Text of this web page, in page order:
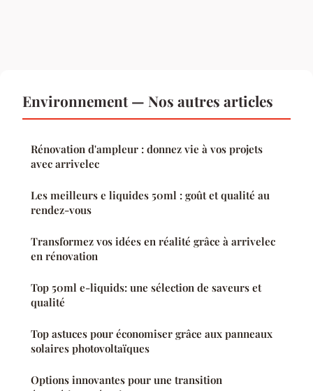
Environnement — Nos autres articles
Rénovation d'ampleur : donnez vie à vos projets
avec arrivelec
Les meilleurs e liquides 50ml : goût et qualité au
rendez-vous
Transformez vos idées en réalité grâce à arrivelec
en rénovation
Top 50ml e-liquids: une sélection de saveurs et
qualité
Top astuces pour économiser grâce aux panneaux
solaires photovoltaïques
Options innovantes pour une transition